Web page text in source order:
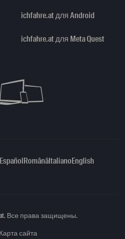
ichfahre.at для Android
ichfahre.at для Meta Quest
EspañolRomânăItalianoEnglish
Copyright
. Все права защищены.
Карта сайта